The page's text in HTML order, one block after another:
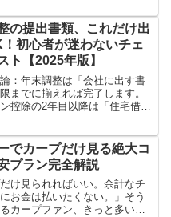
現金一括ボンッ！」と買いま
て嘘です。当然...
の提出書類、これだけ出
初心者が迷わないチェ
ト【2025年版】
：年末調整は「会社に出す書
までに揃えれば完了します。
控除の2年目以降は「住宅借入
税・医療費控除は年末調整の
で確定申告の...
でカープだけ見る絶大コ
プラン完全解説
だけ見られればいい。余計なチ
お金は払いたくない。」そう
カープファン、きっと多いと